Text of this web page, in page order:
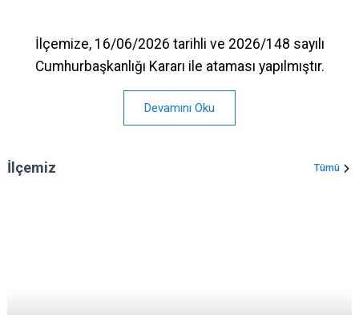
İlçemize, 16/06/2026 tarihli ve 2026/148 sayılı
Cumhurbaşkanlığı Kararı ile ataması yapılmıştır.
Devamını Oku
İlçemiz Tümü